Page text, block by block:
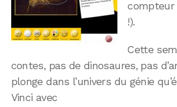
compteur
!).
Cette
contes, pas de dinosaures, pas
plonge dans l’univers du génie
Vinci avec